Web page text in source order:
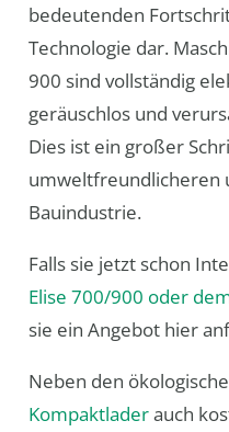
bedeutenden
Technologie dar.
900 sind vollständig
geräuschlos und
Dies ist ein großer
umweltfreundlicheren
Bauindustrie.
Falls sie jetzt schon
Elise 700/900 oder
sie ein Angebot hier
Neben den
Kompaktladerauch